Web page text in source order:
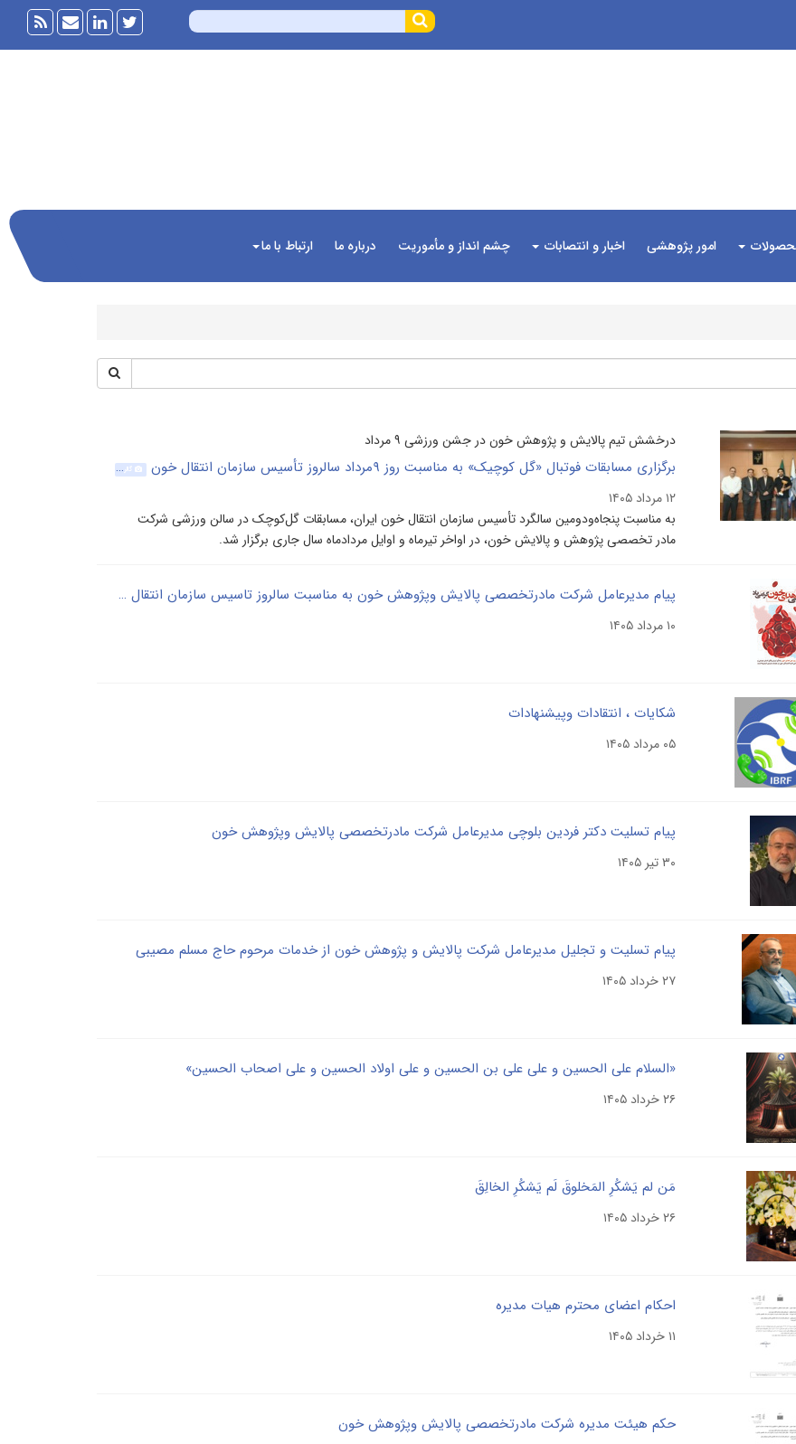
امور پژوهشی اخبار و انتصابات چشم انداز و مأموریت درباره ما ارتباط با ما
درخشش تیم پالایش و پژوهش خون در جشن ورزشی ۹ مرداد
برگزاری مسابقات فوتبال «گل کوچیک» به مناسبت روز ۹مرداد سالروز تأسیس سازمان انتقال خون گالری
۱۲ مرداد ۱۴۰۵
به مناسبت پنجاه‌ودومین سالگرد تأسیس سازمان انتقال خون ایران، مسابقات گل‌کوچک در سالن ورزشی شرکت
مادر تخصصی پژوهش و پالایش خون، در اواخر تیرماه و اوایل مردادماه سال جاری برگزار شد.
پیام مدیرعامل شرکت مادرتخصصی پالایش وپژوهش خون به مناسبت سالروز تاسیس سازمان انتقال خون
۱۰ مرداد ۱۴۰۵
شکایات ، انتقادات وپیشنهادات
۰۵ مرداد ۱۴۰۵
پیام تسلیت دکتر فردین بلوچی مدیرعامل شرکت مادرتخصصی پالایش وپژوهش خون
۳۰ تیر ۱۴۰۵
پیام تسلیت و تجلیل مدیرعامل شرکت پالایش و پژوهش خون از خدمات مرحوم حاج مسلم مصیبی
۲۷ خرداد ۱۴۰۵
«السلام علی الحسین و علی علی بن الحسین و علی اولاد الحسین و علی اصحاب الحسین»
۲۶ خرداد ۱۴۰۵
مَن لم یَشکُرِ المَخلوقَ لَم یَشکُرِ الخالِقَ
۲۶ خرداد ۱۴۰۵
احکام اعضای محترم هیات مدیره
۱۱ خرداد ۱۴۰۵
حکم هیئت مدیره شرکت مادرتخصصی پالایش وپژوهش خون